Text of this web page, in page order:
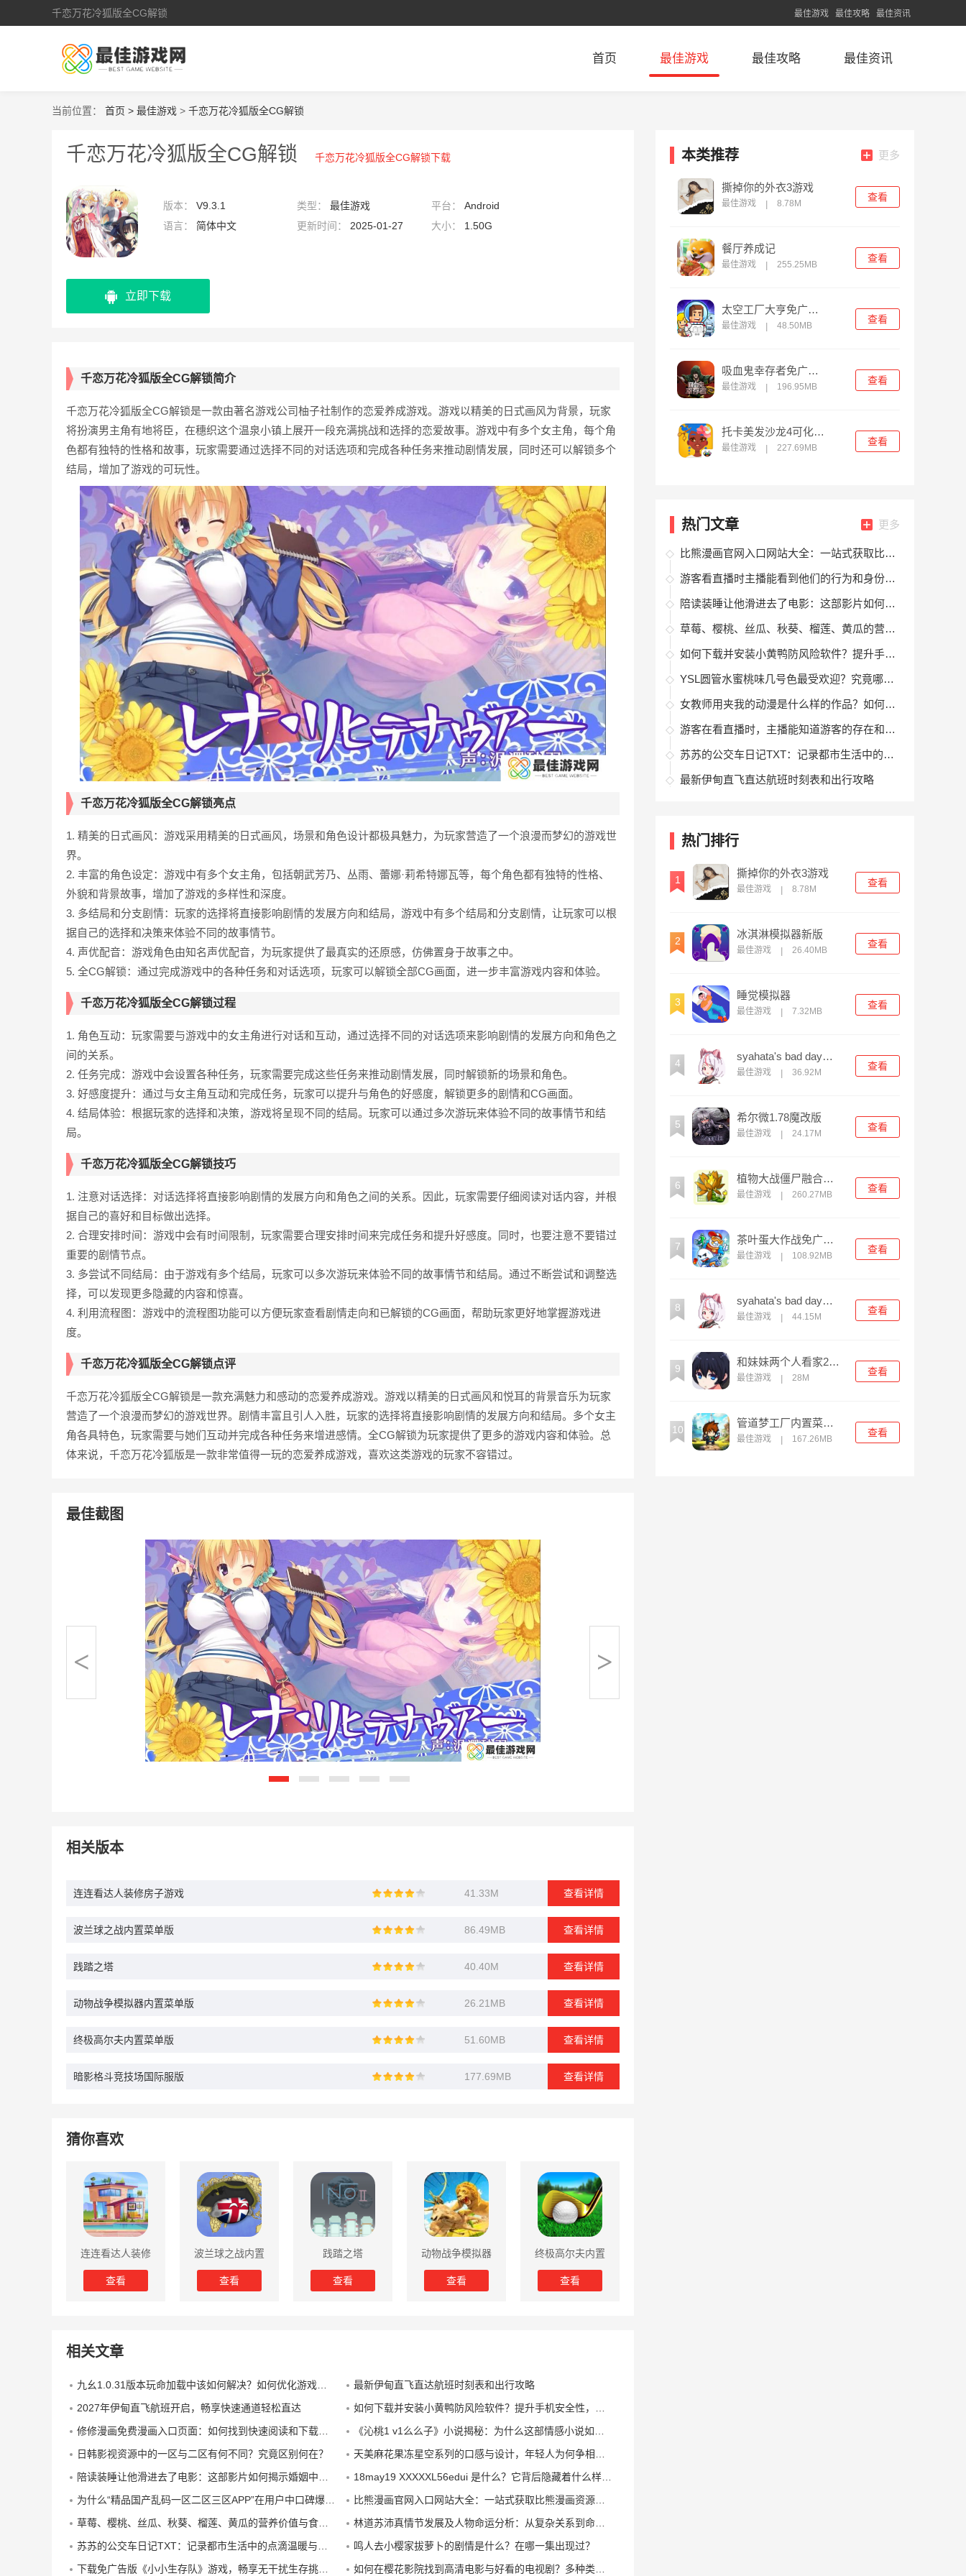
千恋万花冷狐版全CG解锁 最佳游戏 最佳攻略 最佳资讯
首页 最佳游戏 最佳攻略 最佳资讯
当前位置： 首页 > 最佳游戏 > 千恋万花冷狐版全CG解锁
千恋万花冷狐版全CG解锁 千恋万花冷狐版全CG解锁下载
版本： V9.3.1 类型： 最佳游戏 平台：
Android
语言：
简体中文 更新时间：
2025-01-27
大小： 1.50G
立即下载
千恋万花冷狐版全CG解锁简介
千恋万花冷狐版全CG解锁是一款由著名游戏公司柚子社制作的恋爱养成游戏。游戏以精美的日式画风为背景，玩家
将扮演男主角有地将臣，在穗织这个温泉小镇上展开一段充满挑战和选择的恋爱故事。游戏中有多个女主角，每个角
色都有独特的性格和故事，玩家需要通过选择不同的对话选项和完成各种任务来推动剧情发展，同时还可以解锁多个
结局，增加了游戏的可玩性。
千恋万花冷狐版全CG解锁亮点
1. 精美的日式画风：游戏采用精美的日式画风，场景和角色设计都极具魅力，为玩家营造了一个浪漫而梦幻的游戏世
界。
2. 丰富的角色设定：游戏中有多个女主角，包括朝武芳乃、丛雨、蕾娜·莉希特娜瓦等，每个角色都有独特的性格、
外貌和背景故事，增加了游戏的多样性和深度。
3. 多结局和分支剧情：玩家的选择将直接影响剧情的发展方向和结局，游戏中有多个结局和分支剧情，让玩家可以根
据自己的选择和决策来体验不同的故事情节。
4. 声优配音：游戏角色由知名声优配音，为玩家提供了最真实的还原感，仿佛置身于故事之中。
5. 全CG解锁：通过完成游戏中的各种任务和对话选项，玩家可以解锁全部CG画面，进一步丰富游戏内容和体验。
千恋万花冷狐版全CG解锁过程
1. 角色互动：玩家需要与游戏中的女主角进行对话和互动，通过选择不同的对话选项来影响剧情的发展方向和角色之
间的关系。
2. 任务完成：游戏中会设置各种任务，玩家需要完成这些任务来推动剧情发展，同时解锁新的场景和角色。
3. 好感度提升：通过与女主角互动和完成任务，玩家可以提升与角色的好感度，解锁更多的剧情和CG画面。
4. 结局体验：根据玩家的选择和决策，游戏将呈现不同的结局。玩家可以通过多次游玩来体验不同的故事情节和结
局。
千恋万花冷狐版全CG解锁技巧
1. 注意对话选择：对话选择将直接影响剧情的发展方向和角色之间的关系。因此，玩家需要仔细阅读对话内容，并根
据自己的喜好和目标做出选择。
2. 合理安排时间：游戏中会有时间限制，玩家需要合理安排时间来完成任务和提升好感度。同时，也要注意不要错过
重要的剧情节点。
3. 多尝试不同结局：由于游戏有多个结局，玩家可以多次游玩来体验不同的故事情节和结局。通过不断尝试和调整选
择，可以发现更多隐藏的内容和惊喜。
4. 利用流程图：游戏中的流程图功能可以方便玩家查看剧情走向和已解锁的CG画面，帮助玩家更好地掌握游戏进
度。
千恋万花冷狐版全CG解锁点评
千恋万花冷狐版全CG解锁是一款充满魅力和感动的恋爱养成游戏。游戏以精美的日式画风和悦耳的背景音乐为玩家
营造了一个浪漫而梦幻的游戏世界。剧情丰富且引人入胜，玩家的选择将直接影响剧情的发展方向和结局。多个女主
角各具特色，玩家需要与她们互动并完成各种任务来增进感情。全CG解锁为玩家提供了更多的游戏内容和体验。总
体来说，千恋万花冷狐版是一款非常值得一玩的恋爱养成游戏，喜欢这类游戏的玩家不容错过。
最佳截图
< >
相关版本
连连看达人装修房子游戏 41.33M 查看详情
波兰球之战内置菜单版 86.49MB 查看详情
践踏之塔 40.40M 查看详情
动物战争模拟器内置菜单版 26.21MB 查看详情
终极高尔夫内置菜单版 51.60MB 查看详情
暗影格斗竞技场国际服版 177.69MB 查看详情
猜你喜欢
连连看达人装修
房子游戏
查看
波兰球之战内置
菜单版
查看
践踏之塔
查看
动物战争模拟器
内置菜单版
查看
终极高尔夫内置
菜单版
查看
相关文章
九幺1.0.31版本玩命加载中该如何解决？如何优化游戏体验？
最新伊甸直飞直达航班时刻表和出行攻略
2027年伊甸直飞航班开启，畅享快速通道轻松直达
如何下载并安装小黄鸭防风险软件？提升手机安全性，避免网络风险的实用指南
修修漫画免费漫画入口页面：如何找到快速阅读和下载资源，让你畅享漫画世界？
《沁桃1 v1么么子》小说揭秘：为什么这部情感小说如此吸引人？
日韩影视资源中的一区与二区有何不同？究竟区别何在？
天美麻花果冻星空系列的口感与设计，年轻人为何争相购买？
陪读装睡让他滑进去了电影：这部影片如何揭示婚姻中的情感挣扎与道德困境？
18may19 XXXXXL56edui 是什么？它背后隐藏着什么样的意义和背景？
为什么“精品国产乱码一区二区三区APP”在用户中口碑爆棚？它有哪些技术和服务优势？
比熊漫画官网入口网站大全：一站式获取比熊漫画资源的最佳平台推荐
草莓、樱桃、丝瓜、秋葵、榴莲、黄瓜的营养价值与食用方法全解析
林道苏沛真情节发展及人物命运分析：从复杂关系到命运转折的深度探讨
苏苏的公交车日记TXT：记录都市生活中的点滴温暖与人与人之间的情感互动
鸣人去小樱家拔萝卜的剧情是什么？在哪一集出现过？
下载免广告版《小小生存队》游戏，畅享无干扰生存挑战体验
如何在樱花影院找到高清电影与好看的电视剧？多种类型剧集推荐一网打尽！
本类推荐 更多
撕掉你的外衣3游戏
最佳游戏 8.78M
查看
餐厅养成记
最佳游戏 255.25MB
查看
太空工厂大亨免广告版
最佳游戏 48.50MB
查看
吸血鬼幸存者免广告版
最佳游戏 196.95MB
查看
托卡美发沙龙4可化妆版
最佳游戏 227.69MB
查看
热门文章 更多
比熊漫画官网入口网站大全：一站式获取比熊漫画资源的最佳平台推荐
游客看直播时主播能看到他们的行为和身份吗？如何保护观看者的隐私？
陪读装睡让他滑进去了电影：这部影片如何揭示婚姻中的情感挣扎与道德困境？
草莓、樱桃、丝瓜、秋葵、榴莲、黄瓜的营养价值与食用方法全解析
如何下载并安装小黄鸭防风险软件？提升手机安全性，避免网络风险的实用指南
YSL圆管水蜜桃味几号色最受欢迎？究竟哪款色号更显独特魅力？
女教师用夹我的动漫是什么样的作品？如何理解师生关系中的复杂情感？
游客在看直播时，主播能知道游客的存在和互动信息吗？
苏苏的公交车日记TXT：记录都市生活中的点滴温暖与人与人之间的情感互动
最新伊甸直飞直达航班时刻表和出行攻略
热门排行
1
撕掉你的外衣3游戏
最佳游戏 8.78M
查看
2
冰淇淋模拟器新版
最佳游戏 26.40MB
查看
3
睡觉模拟器
最佳游戏 7.32MB
查看
4
syahata's bad day游戏官方版
最佳游戏 36.92M
查看
5
希尔微1.78魔改版
最佳游戏 24.17M
查看
6
植物大战僵尸融合版旅行模式
最佳游戏 260.27MB
查看
7
茶叶蛋大作战免广告版
最佳游戏 108.92MB
查看
8
syahata's bad day无限子弹版
最佳游戏 44.15M
查看
9
和妹妹两个人看家2中文版
最佳游戏 28M
查看
10
管道梦工厂内置菜单版
最佳游戏 167.26MB
查看